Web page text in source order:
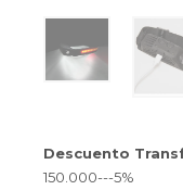
Descuento
150.000---5%